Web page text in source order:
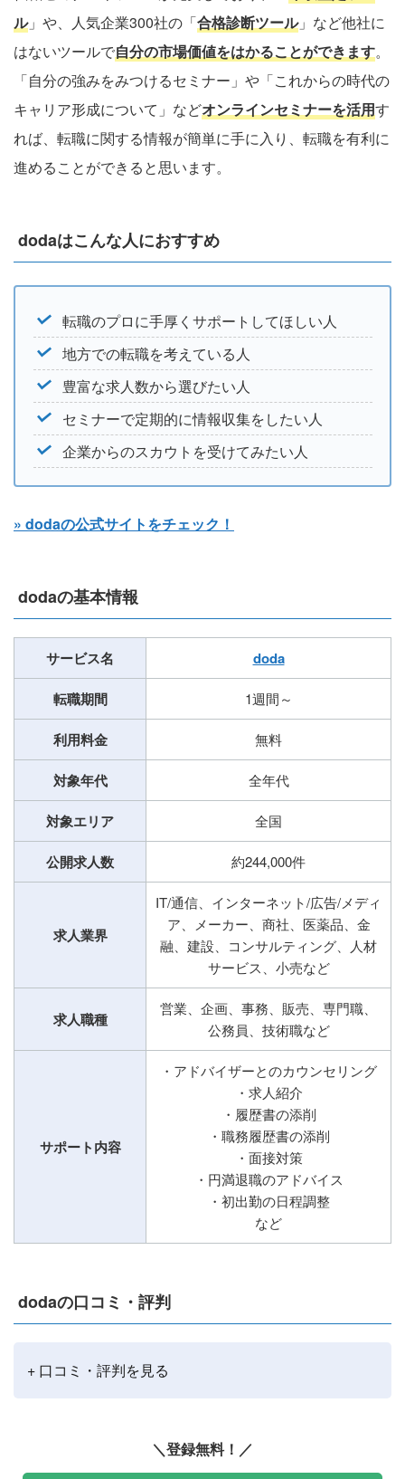
ル」や、人気企業300社の「合格診断ツール」など他社に
はないツールで自分の市場価値をはかることができます。
「自分の強みをみつけるセミナー」や「これからの時代の
キャリア形成について」などオンラインセミナーを活用す
れば、転職に関する情報が簡単に手に入り、転職を有利に
進めることができると思います。
dodaはこんな人におすすめ
転職のプロに手厚くサポートしてほしい人
地方での転職を考えている人
豊富な求人数から選びたい人
セミナーで定期的に情報収集をしたい人
企業からのスカウトを受けてみたい人
» dodaの公式サイトをチェック！
dodaの基本情報
サービス名 doda
転職期間 1週間～
利用料金 無料
対象年代 全年代
対象エリア 全国
公開求人数 約244,000件
求人業界
IT/通信、インターネット/広告/メディ
ア、メーカー、商社、医薬品、金
融、建設、コンサルティング、人材
サービス、小売など
求人職種
営業、企画、事務、販売、専門職、
公務員、技術職など
サポート内容
・アドバイザーとのカウンセリング
・求人紹介
・履歴書の添削
・職務履歴書の添削
・面接対策
・円満退職のアドバイス
・初出勤の日程調整
など
dodaの口コミ・評判
+ 口コミ・評判を見る
＼登録無料！／